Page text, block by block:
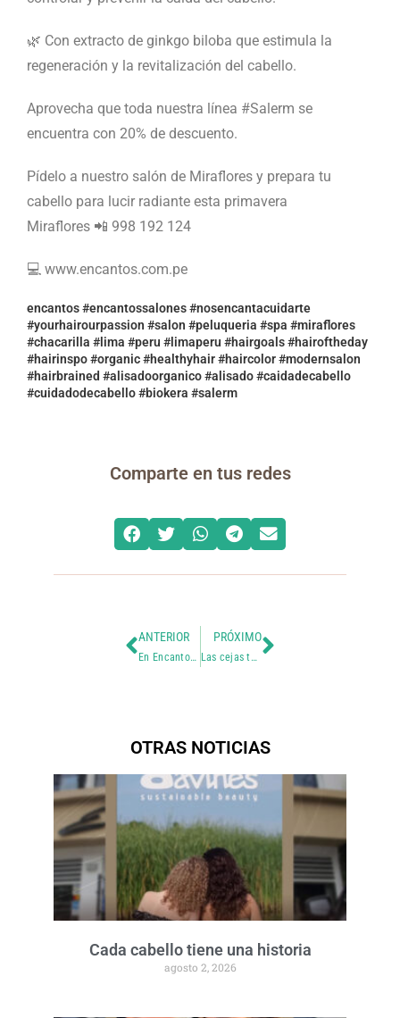
🌿 Con extracto de ginkgo biloba que estimula la
regeneración y la revitalización del cabello.
Aprovecha que toda nuestra línea #Salerm se
encuentra con 20% de descuento.
Pídelo a nuestro salón de Miraflores y prepara tu
cabello para lucir radiante esta primavera
Miraflores 📲 998 192 124
💻 www.encantos.com.pe
encantos #encantossalones #nosencantacuidarte
#yourhairourpassion #salon #peluqueria #spa #miraflores
#chacarilla #lima #peru #limaperu #hairgoals #hairoftheday
#hairinspo #organic #healthyhair #haircolor #modernsalon
#hairbrained #alisadoorganico #alisado #caidadecabello
#cuidadodecabello #biokera #salerm
Comparte en tus redes
ANTERIOR
En Encantos nos encanta engreírte y cuidarte 🌿
PRÓXIMO
Las cejas también se cuidan y no solo se depilan 🌸
OTRAS NOTICIAS
Cada cabello tiene una historia
agosto 2, 2026